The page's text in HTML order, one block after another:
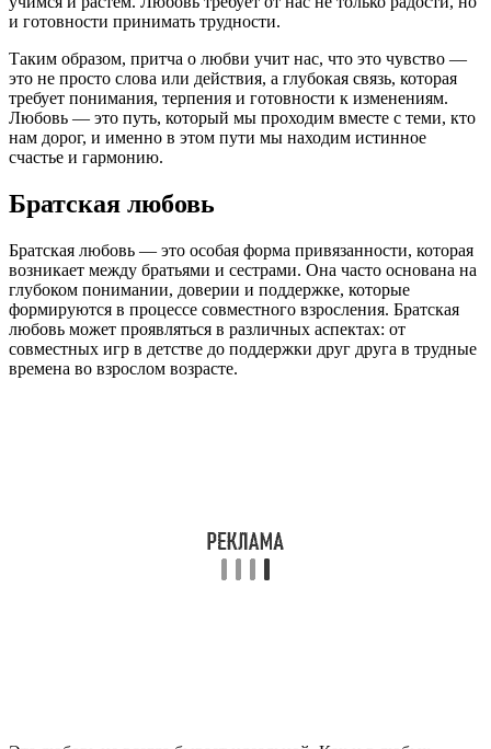
и готовности принимать трудности.
Таким образом, притча о любви учит нас, что это чувство —
это не просто слова или действия, а глубокая связь, которая
требует понимания, терпения и готовности к изменениям.
Любовь — это путь, который мы проходим вместе с теми, кто
нам дорог, и именно в этом пути мы находим истинное
счастье и гармонию.
Братская любовь
Братская любовь — это особая форма привязанности, которая
возникает между братьями и сестрами. Она часто основана на
глубоком понимании, доверии и поддержке, которые
формируются в процессе совместного взросления. Братская
любовь может проявляться в различных аспектах: от
совместных игр в детстве до поддержки друг друга в трудные
времена во взрослом возрасте.